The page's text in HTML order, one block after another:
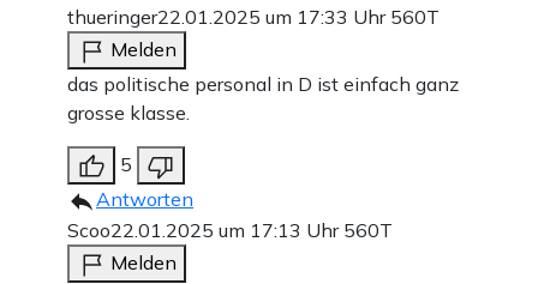
thueringer22.01.2025 um 17:33 Uhr 560T
Melden
das politische personal in D ist einfach ganz
grosse klasse.
5
Antworten
Scoo22.01.2025 um 17:13 Uhr 560T
Melden